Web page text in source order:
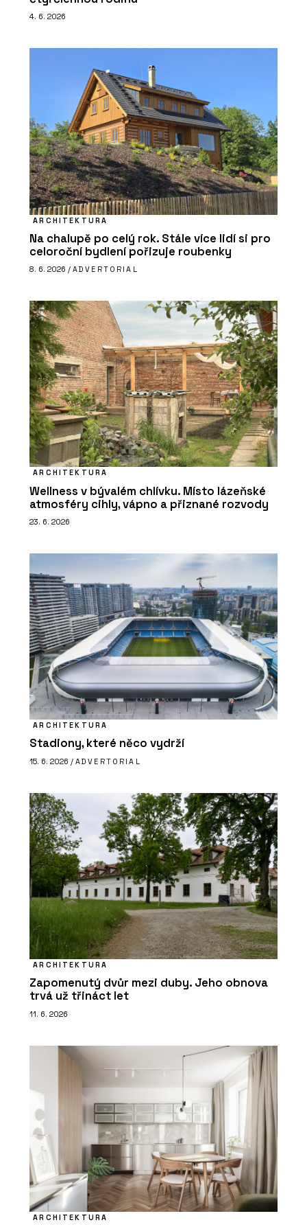
4. 6. 2026
ARCHITEKTURA
Na chalupě po celý rok. Stále více lidí si pro
celoroční bydlení pořizuje roubenky
8. 6. 2026 / ADVERTORIAL
ARCHITEKTURA
Wellness v bývalém chlívku. Místo lázeňské
atmosféry cihly, vápno a přiznané rozvody
23. 6. 2026
ARCHITEKTURA
Stadiony, které něco vydrží
15. 6. 2026 / ADVERTORIAL
ARCHITEKTURA
Zapomenutý dvůr mezi duby. Jeho obnova
trvá už třináct let
11. 6. 2026
ARCHITEKTURA